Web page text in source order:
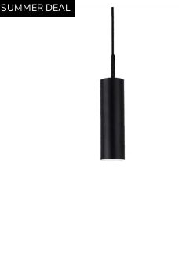
SUMMER DEAL